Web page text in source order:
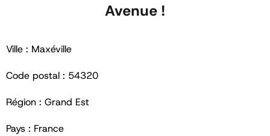
Avenue !
Ville : Maxéville
Code postal : 54320
Région : Grand Est
Pays : France